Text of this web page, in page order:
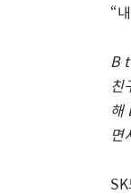
“
B
친
해
면
SK